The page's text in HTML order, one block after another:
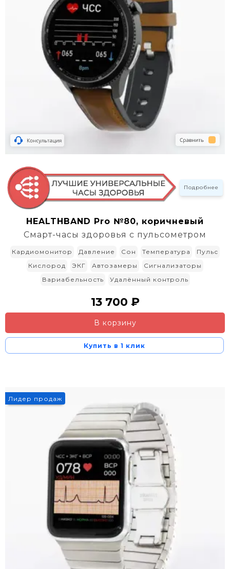
Подробнее
HEALTHBAND Pro №80, коричневый
Смарт-часы здоровья с пульсометром
Кардиомонитор Давление Сон Температура
Пульс
Кислород
ЭКГ Автозамеры
Сигнализаторы
Вариабельность
Удалённый контроль
13 700 ₽
В корзину
Купить в 1 клик
Лидер продаж